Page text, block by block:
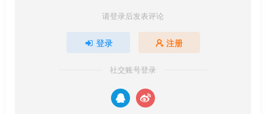
请登录后发表评论
登录 注册
社交账号登录